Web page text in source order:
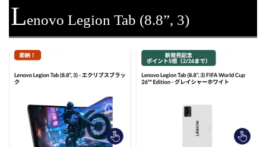
Lenovo Legion Tab (8.8”, 3)